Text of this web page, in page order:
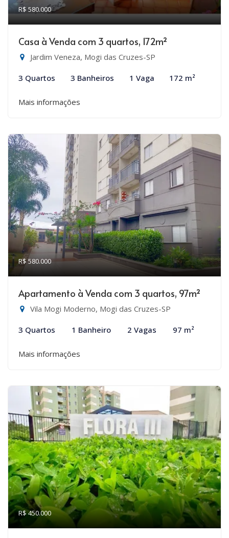
R$ 580.000
Casa à Venda com 3 quartos, 172m²
Jardim Veneza, Mogi das Cruzes-SP
3 Quartos 3 Banheiros 1 Vaga 172 m²
Mais informações
R$ 580.000
Apartamento à Venda com 3 quartos, 97m²
Vila Mogi Moderno, Mogi das Cruzes-SP
3 Quartos 1 Banheiro 2 Vagas 97 m²
Mais informações
R$ 450.000